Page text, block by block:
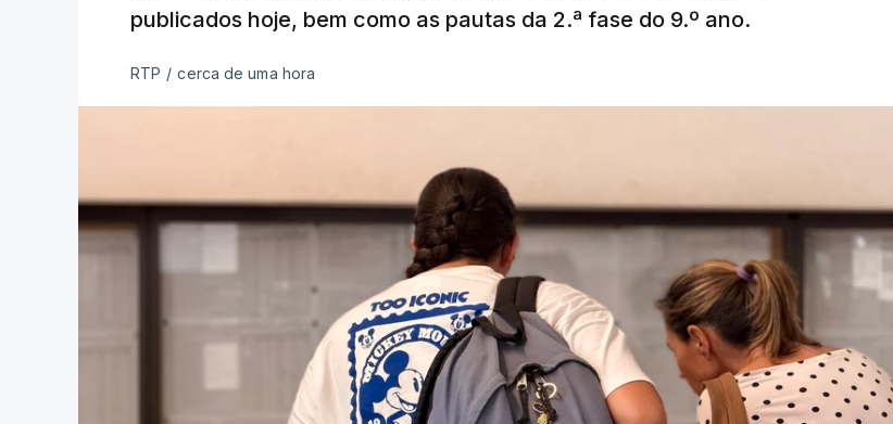
publicados hoje, bem como as pautas da 2.ª fase do 9.º ano.
RTP / cerca de uma hora